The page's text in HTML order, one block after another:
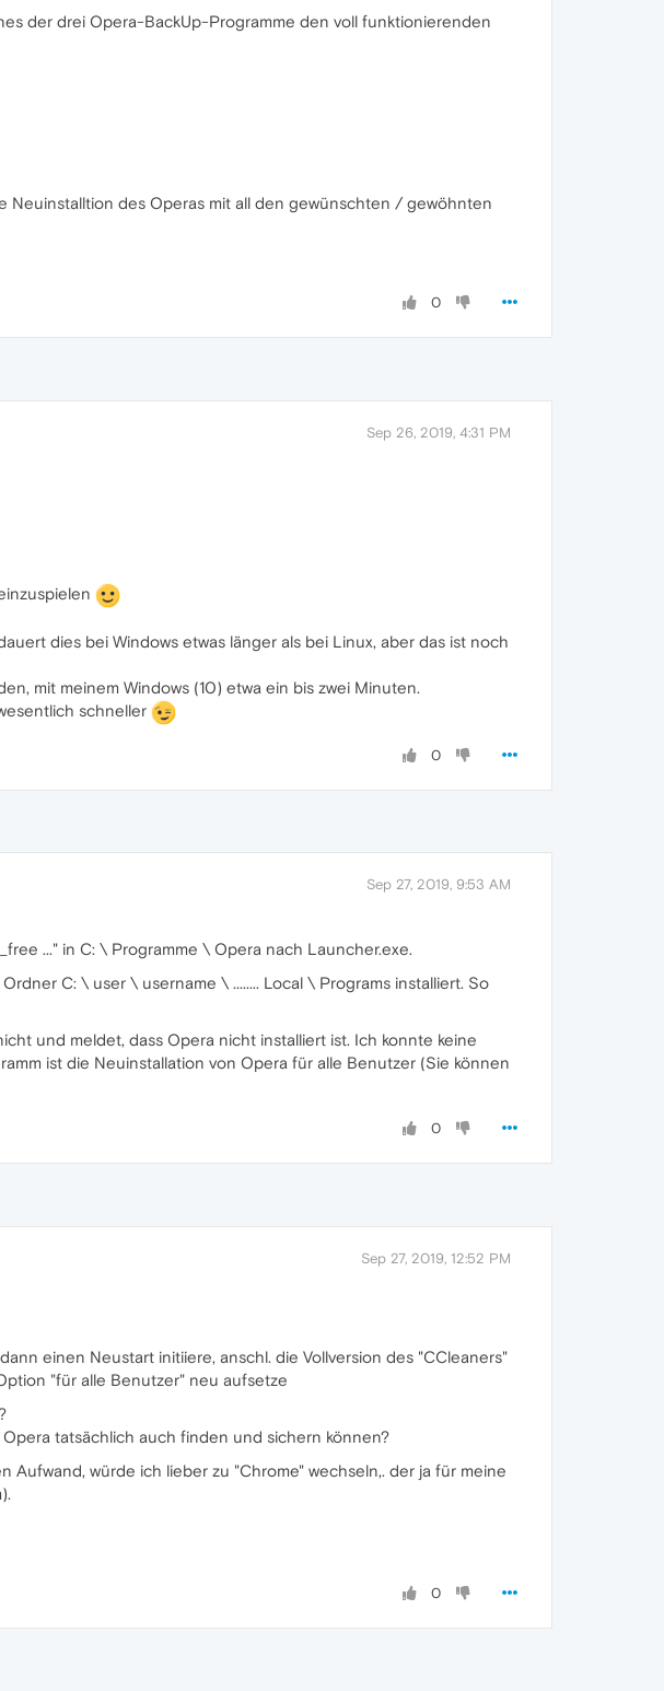
der drei Opera-BackUp-Programme den voll funktionierenden
Neuinstalltion des Operas mit all den gewünschten / gewöhnten
0
Sep 26, 2019, 4:31 PM
dies bei Windows etwas länger als bei Linux, aber das ist noch
mit meinem Windows (10) etwa ein bis zwei Minuten.
schneller
0
Sep 27, 2019, 9:53 AM
..." in C: \ Programme \ Opera nach Launcher.exe.
C: \ user \ username \ ........ Local \ Programs installiert. So
und meldet, dass Opera nicht installiert ist. Ich konnte keine
ist die Neuinstallation von Opera für alle Benutzer (Sie können
0
Sep 27, 2019, 12:52 PM
einen Neustart initiiere, anschl. die Vollversion des "CCleaners"
"für alle Benutzer" neu aufsetze
tatsächlich auch finden und sichern können?
würde ich lieber zu "Chrome" wechseln,. der ja für meine
0